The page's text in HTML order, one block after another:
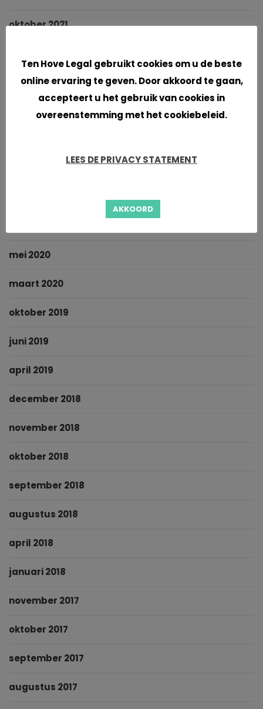
oktober 2021
juni 2021
april 2021
mei 2020
maart 2020
oktober 2019
juni 2019
april 2019
december 2018
november 2018
oktober 2018
september 2018
augustus 2018
april 2018
januari 2018
november 2017
oktober 2017
september 2017
augustus 2017
Ten Hove Legal gebruikt cookies om u de beste
online ervaring te geven. Door akkoord te gaan,
accepteert u het gebruik van cookies in
overeenstemming met het cookiebeleid.
LEES DE PRIVACY STATEMENT
AKKOORD